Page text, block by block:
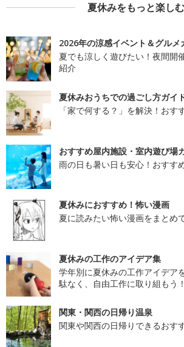
夏休みをもっと楽しむ
2026年の涼感イベント＆グルメ
夏でも涼しく遊びたい！夜間開
紹介
夏休みおうちでの過ごし方ガイ
「家で何する？」を解決！おす
おすすめ屋内施設・室内遊び場
雨の日も暑い日も安心！おすす
夏休みにおすすめ！怖い漫画
夏に読みたい怖い漫画をまとめ
夏休みの工作のアイデア集
学年別に夏休みの工作アイデア
駄なく、自由工作に取り組もう！
関東・関西の日帰り温泉
関東や関西の日帰りできるおす